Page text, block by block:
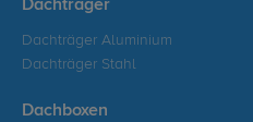
Dachträger
Dachträger Aluminium
Dachträger Stahl
Dachboxen